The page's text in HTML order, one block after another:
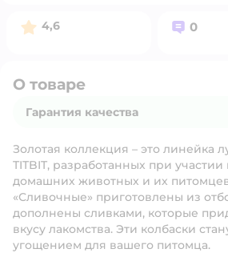
Рейтинг:
4,6 Вопросов:
0
О товаре
Гарантия качества
Золотая коллекция – это линейка
TITBIT, разработанных при участии
домашних животных и их
«Сливочные» приготовлены из
дополнены сливками, которые
вкусу лакомства. Эти колбаски
угощением для вашего питомца.